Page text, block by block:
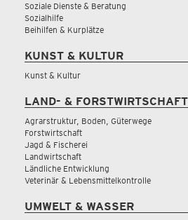
Soziale Dienste & Beratung
Sozialhilfe
Beihilfen & Kurplätze
KUNST & KULTUR
Kunst & Kultur
LAND- & FORSTWIRTSCHAFT
Agrarstruktur, Boden, Güterwege
Forstwirtschaft
Jagd & Fischerei
Landwirtschaft
Ländliche Entwicklung
Veterinär & Lebensmittelkontrolle
UMWELT & WASSER